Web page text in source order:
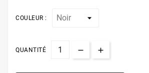
COULEUR :
QUANTITÉ